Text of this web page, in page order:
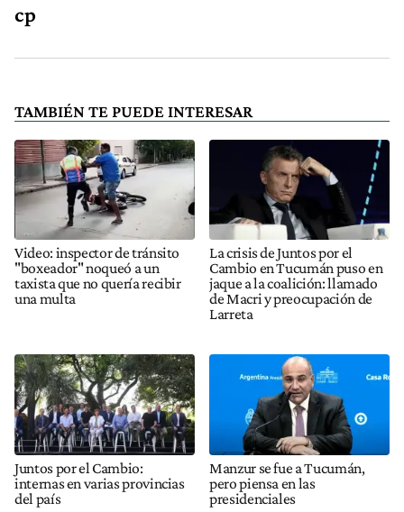
cp
TAMBIÉN TE PUEDE INTERESAR
Video: inspector de tránsito
"boxeador" noqueó a un
taxista que no quería recibir
una multa
La crisis de Juntos por el
Cambio en Tucumán puso en
jaque a la coalición: llamado
de Macri y preocupación de
Larreta
Juntos por el Cambio:
internas en varias provincias
del país
Manzur se fue a Tucumán,
pero piensa en las
presidenciales